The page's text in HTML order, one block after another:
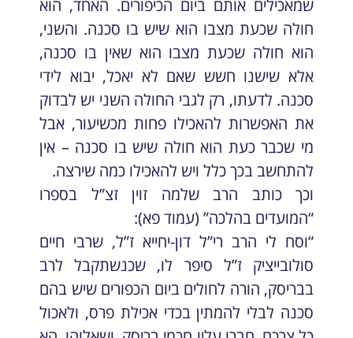
שמאכילים אותם ביום הכיפורים. האחד, הוא
חולה שכעת מצבו הוא שיש בו סכנה. והשני,
הוא חולה שכעת מצבו הוא שאין בו סכנה,
אלא שישנו חשש שאם לא יאכל, יבוא לידי
סכנה. לדעתו, רק לגבי החולה השני יש לבדוק
את האפשרות להאכילו פחות מכשיעור, אבל
מי שכבר כעת הוא חולה שיש בו סכנה – אין
להתחשב בכך כלל ויש להאכילו כמה שירצה.
וכך כותב הרב שלמה זוין זצ”ל בספרו
“המועדים בהלכה” (עמוד פא):
“וסח לי הרב רי”ל דון-יחייא ז”ל, שרבי חיים
סולובייציק ז”ל סיפר לו, שכנשתקבל לרב
בבריסק, הורה לחולים ביום הכפורים שיש בהם
סכנה לבלי להמתין בכדי אכילת פרס, ולאכול